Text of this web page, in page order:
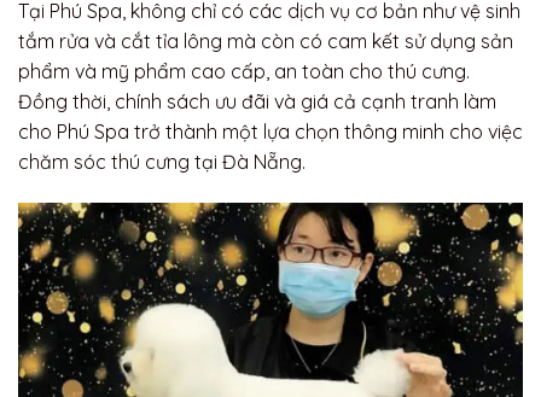
Tại Phú Spa, không chỉ có các dịch vụ cơ bản như vệ sinh
tắm rửa và cắt tỉa lông mà còn có cam kết sử dụng sản
phẩm và mỹ phẩm cao cấp, an toàn cho thú cưng.
Đồng thời, chính sách ưu đãi và giá cả cạnh tranh làm
cho Phú Spa trở thành một lựa chọn thông minh cho việc
chăm sóc thú cưng tại Đà Nẵng.